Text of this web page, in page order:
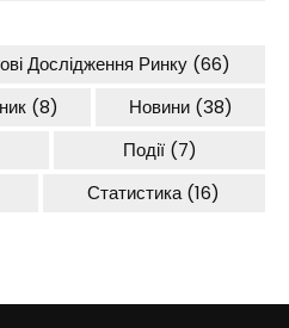
Дослідження Ринку(66)
(8) Новини(38)
Події(7)
Статистика(16)